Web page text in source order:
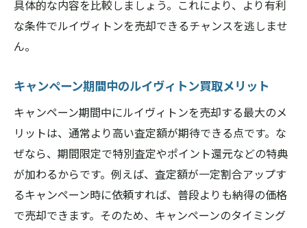
保管状態がルイヴィトン買取に与える影響
ルイヴィトン買取で損しないための知識
橿原市で賢く売却するために知っておきた
いこと
具体的な内容を比較しましょう。これにより、より有利
な条件でルイヴィトンを売却できるチャンスを逃しませ
ん。
キャンペーン期間中のルイヴィトン買取メリット
キャンペーン期間中にルイヴィトンを売却する最大のメ
リットは、通常より高い査定額が期待できる点です。な
ぜなら、期間限定で特別査定やポイント還元などの特典
が加わるからです。例えば、査定額が一定割合アップす
るキャンペーン時に依頼すれば、普段よりも納得の価格
で売却できます。そのため、キャンペーンのタイミング